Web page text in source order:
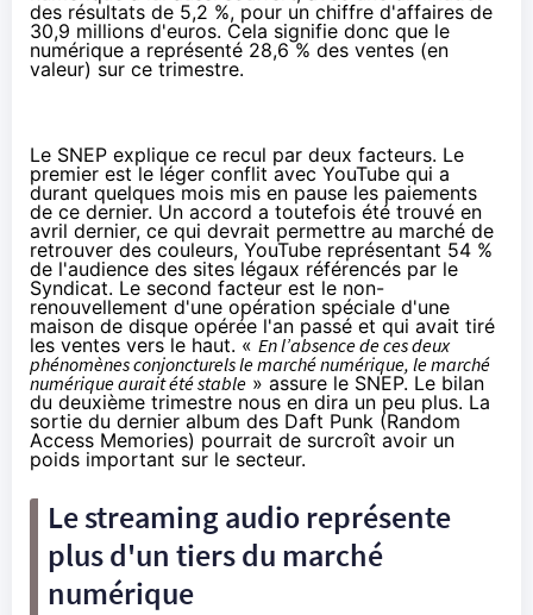
des résultats de 5,2 %, pour un chiffre d'affaires de
30,9 millions d'euros. Cela signifie donc que le
numérique a représenté 28,6 % des ventes (en
valeur) sur ce trimestre.
Le SNEP explique ce recul par deux facteurs. Le
premier est le léger conflit avec YouTube qui a
durant quelques mois mis en pause les paiements
de ce dernier. Un accord a toutefois été trouvé en
avril dernier, ce qui devrait permettre au marché de
retrouver des couleurs, YouTube représentant 54 %
de l'audience des sites légaux référencés par le
Syndicat. Le second facteur est le non-
renouvellement d'une opération spéciale d'une
maison de disque opérée l'an passé et qui avait tiré
les ventes vers le haut. « En l’absence de ces deux
phénomènes conjoncturels le marché numérique, le marché
numérique aurait été stable » assure le SNEP. Le bilan
du deuxième trimestre nous en dira un peu plus. La
sortie du dernier album des Daft Punk (Random
Access Memories) pourrait de surcroît avoir un
poids important sur le secteur.
Le streaming audio représente
plus d'un tiers du marché
numérique